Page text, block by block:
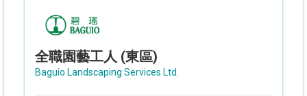
全職園藝工人 (東區)
Baguio Landscaping Services Ltd.